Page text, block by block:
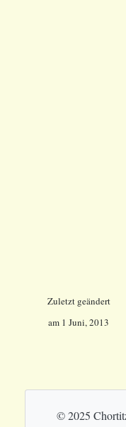
Zuletzt geändert
am 1 Juni, 2013
© 2025